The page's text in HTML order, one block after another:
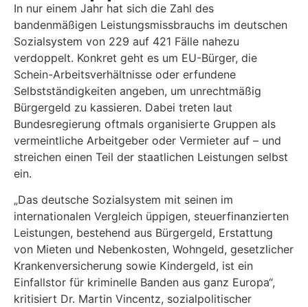
In nur einem Jahr hat sich die Zahl des
bandenmäßigen Leistungsmissbrauchs im deutschen
Sozialsystem von 229 auf 421 Fälle nahezu
verdoppelt. Konkret geht es um EU-Bürger, die
Schein-Arbeitsverhältnisse oder erfundene
Selbstständigkeiten angeben, um unrechtmäßig
Bürgergeld zu kassieren. Dabei treten laut
Bundesregierung oftmals organisierte Gruppen als
vermeintliche Arbeitgeber oder Vermieter auf – und
streichen einen Teil der staatlichen Leistungen selbst
ein.
„Das deutsche Sozialsystem mit seinen im
internationalen Vergleich üppigen, steuerfinanzierten
Leistungen, bestehend aus Bürgergeld, Erstattung
von Mieten und Nebenkosten, Wohngeld, gesetzlicher
Krankenversicherung sowie Kindergeld, ist ein
Einfallstor für kriminelle Banden aus ganz Europa“,
kritisiert Dr. Martin Vincentz, sozialpolitischer